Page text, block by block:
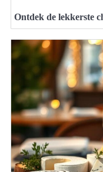
Ontdek de lekkerste